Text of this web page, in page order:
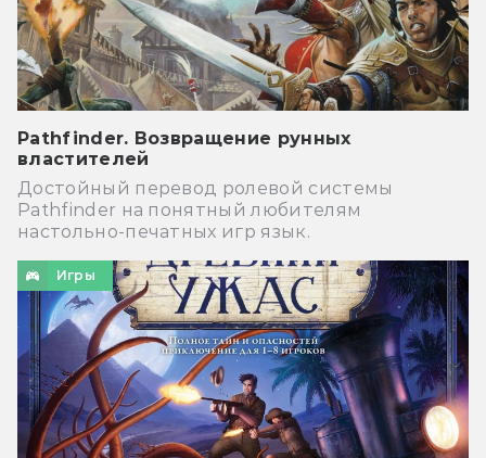
Pathfinder. Возвращение рунных
властителей
Достойный перевод ролевой системы
Pathfinder на понятный любителям
настольно-печатных игр язык.
Игры